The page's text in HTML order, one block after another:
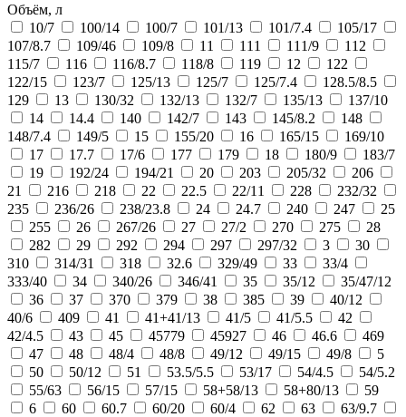
Объём, л
10/7
100/14 100/7 101/13 101/7.4
105/17
107/8.7
109/46 109/8 11 111 111/9
112
115/7
116 116/8.7 118/8 119 12
122
122/15
123/7 125/13 125/7 125/7.4
128.5/8.5
129
13 130/32 132/13 132/7 135/13
137/10
14
14.4 140 142/7 143 145/8.2
148
148/7.4
149/5 15 155/20 16 165/15
169/10
17
17.7 17/6 177 179 18 180/9
183/7
19
192/24 194/21 20 203 205/32
206
21
216 218 22 22.5 22/11 228
232/32
235
236/26 238/23.8 24 24.7 240 247
25
255
26 267/26 27 27/2 270 275
28
282
29 292 294 297 297/32 3
30
310
314/31 318 32.6 329/49 33
33/4
333/40
34 340/26 346/41 35 35/12
35/47/12
36
37 370 379 38 385 39
40/12
40/6
409 41 41+41/13 41/5 41/5.5
42
42/4.5
43 45 45779 45927 46 46.6
469
47
48 48/4 48/8 49/12 49/15 49/8
5
50
50/12 51 53.5/5.5 53/17 54/4.5
54/5.2
55/63
56/15 57/15 58+58/13 58+80/13
59
6
60 60.7 60/20 60/4 62 63
63/9.7